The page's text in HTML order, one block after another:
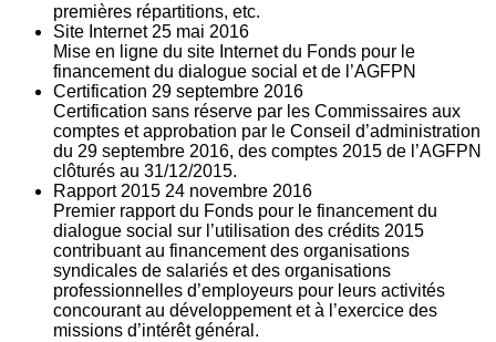
premières répartitions, etc.
Site Internet 25 mai 2016
Mise en ligne du site Internet du Fonds pour le
financement du dialogue social et de l’AGFPN
Certification 29 septembre 2016
Certification sans réserve par les Commissaires aux
comptes et approbation par le Conseil d’administration
du 29 septembre 2016, des comptes 2015 de l’AGFPN
clôturés au 31/12/2015.
Rapport 2015 24 novembre 2016
Premier rapport du Fonds pour le financement du
dialogue social sur l’utilisation des crédits 2015
contribuant au financement des organisations
syndicales de salariés et des organisations
professionnelles d’employeurs pour leurs activités
concourant au développement et à l’exercice des
missions d’intérêt général.